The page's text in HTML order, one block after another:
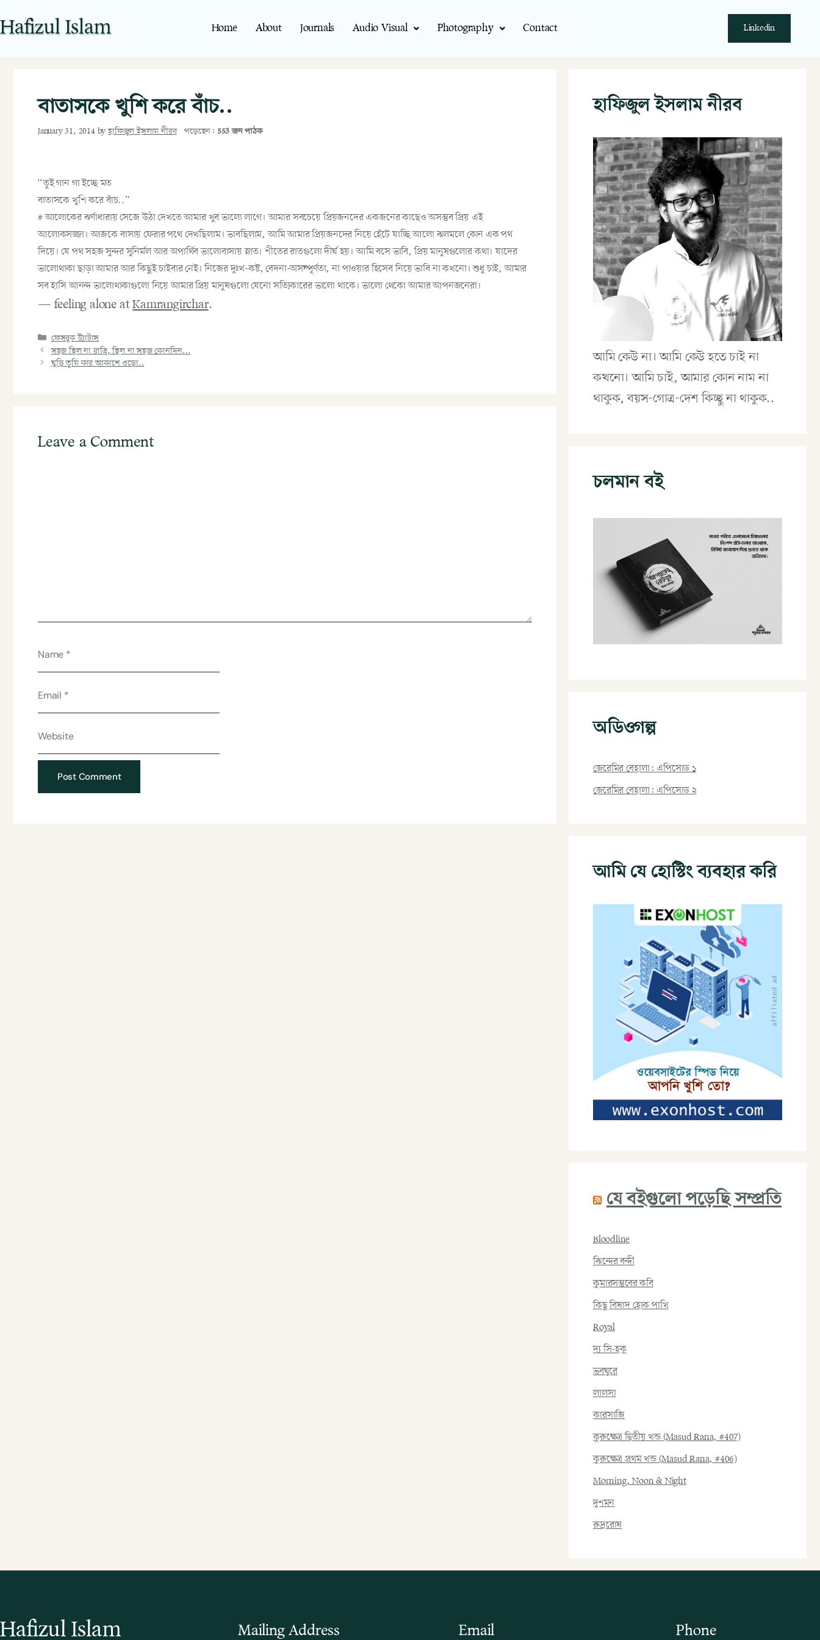
Hafizul Islam Home About Journals Audio Visual Photography Contact Linkedin
বাতাসকে খুশি করে বাঁচ..
January 31, 2014 byহাফিজুল ইসলাম নীরব পড়েছেন: 553 জন পাঠক
“তুই গান গা ইচ্ছে মত
বাতাসকে খুশি করে বাঁচ..”
# আলোকের ঝর্ণাধারায় সেজে উঠা দেখতে আমার খুব ভালো লাগে। আমার সবচেয়ে প্রিয়জনদের একজনের কাছেও অসম্ভব প্রিয় এই
আলোকসজ্জা। আজকে বাসায় ফেরার পথে দেখছিলাম। ভাবছিলাম, আমি আমার প্রিয়জনদের নিয়ে হেঁটে যাচ্ছি আলো ঝলমলে কোন এক পথ
দিয়ে। যে পথ সহজ সুন্দর সুনির্মল আর অপার্থিব ভালোবাসায় স্নাত। শীতের রাতগুলো দীর্ঘ হয়। আমি বসে ভাবি, প্রিয় মানুষগুলোর কথা। যাদের
ভালোথাকা ছাড়া আমার আর কিছুই চাইবার নেই। নিজের দুঃখ-কষ্ট, বেদনা-অসম্পূর্ণতা, না পাওয়ার হিসেব নিয়ে ভাবি না কখনো। শুধু চাই, আমার
সব হাসি আনন্দ ভালোথাকাগুলো নিয়ে আমার প্রিয় মানুষগুলো যেনো সত্যিকারের ভালো থাকে। ভালো থেকো আমার আপনজনেরা।
— feeling alone atKamrangirchar.
ফেসবুক স্ট্যাটাস
সহজ ছিল না রাত্রি, ছিল না সহজ কোনদিন…
ঘুড়ি তুমি কার আকাশে ওড়ো..
Leave a Comment
হাফিজুল ইসলাম নীরব
আমি কেউ না। আমি কেউ হতে চাই না
কখনো। আমি চাই, আমার কোন নাম না
থাকুক, বয়স-গোত্র-দেশ কিচ্ছু না থাকুক..
চলমান বই
অডিওগল্প
জেরেমির বেহালা: এপিসোড ১
জেরেমির বেহালা: এপিসোড ২
আমি যে হোস্টিং ব্যবহার করি
যে বইগুলো পড়েছি সম্প্রতি
Bloodline
ঝিন্দের বন্দী
কুমারসম্ভবের কবি
কিছু বিষাদ হোক পাখি
Royal
দ্য সি-হক
ভবঘুরে
লালসা
কারসাজি
কুরুক্ষেত্র দ্বিতীয় খন্ড (Masud Rana, #407)
কুরুক্ষেত্র প্রথম খন্ড (Masud Rana, #406)
Morning, Noon & Night
দুশমন
রুদ্ররোষ
Hafizul Islam Mailing Address Email Phone